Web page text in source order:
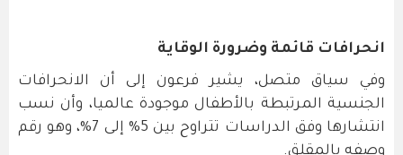
انحرافات قائمة وضرورة الوقاية
وفي سياق متصل، يشير فرعون إلى أن الانحرافات
الجنسية المرتبطة بالأطفال موجودة عالميا، وأن نسب
انتشارها وفق الدراسات تتراوح بين 5% إلى 7%، وهو رقم
وصفه بالمقلق.